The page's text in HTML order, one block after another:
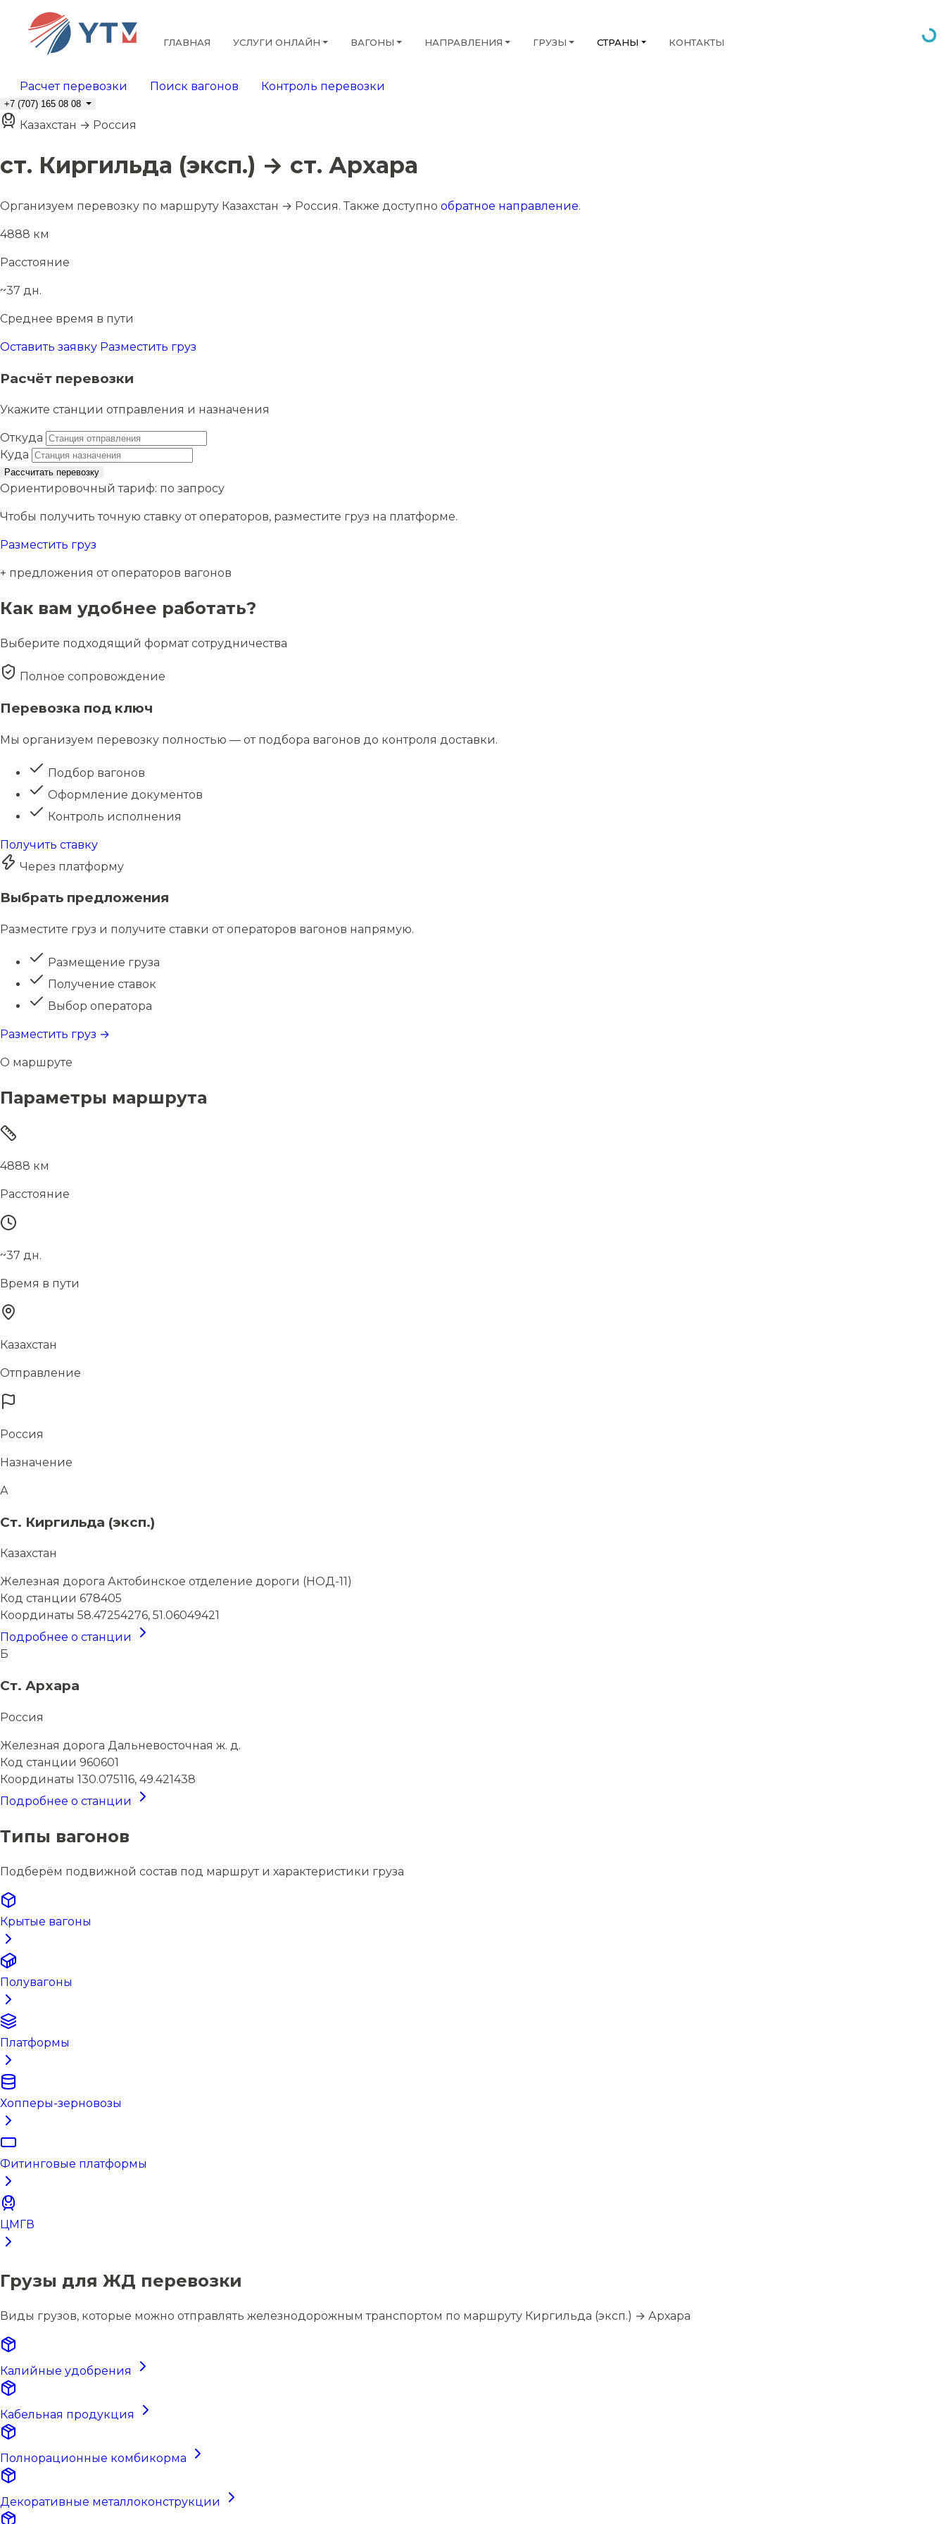
ГЛАВНАЯ УСЛУГИ ОНЛАЙН ВАГОНЫ НАПРАВЛЕНИЯ ГРУЗЫ СТРАНЫ КОНТАКТЫ
Расчет перевозки Поиск вагонов Контроль перевозки
+7 (707) 165 08 08
Казахстан → Россия
ст. Киргильда (эксп.) → ст. Архара
Организуем перевозку по маршруту Казахстан → Россия. Также доступно обратное направление.
4888 км
Расстояние
~37 дн.
Среднее время в пути
Оставить заявку Разместить груз
Расчёт перевозки
Укажите станции отправления и назначения
Откуда
Куда
Рассчитать перевозку
Ориентировочный тариф: по запросу
Чтобы получить точную ставку от операторов, разместите груз на платформе.
Разместить груз
+ предложения от операторов вагонов
Как вам удобнее работать?
Выберите подходящий формат сотрудничества
Полное сопровождение
Перевозка под ключ
Мы организуем перевозку полностью — от подбора вагонов до контроля доставки.
Подбор вагонов
Оформление документов
Контроль исполнения
Получить ставку
Через платформу
Выбрать предложения
Разместите груз и получите ставки от операторов вагонов напрямую.
Размещение груза
Получение ставок
Выбор оператора
Разместить груз →
О маршруте
Параметры маршрута
4888 км
Расстояние
~37 дн.
Время в пути
Казахстан
Отправление
Россия
Назначение
А
Ст. Киргильда (эксп.)
Казахстан
Железная дорога Актобинское отделение дороги (НОД-11)
Код станции 678405
Координаты 58.47254276, 51.06049421
Подробнее о станции
Б
Ст. Архара
Россия
Железная дорога Дальневосточная ж. д.
Код станции 960601
Координаты 130.075116, 49.421438
Подробнее о станции
Типы вагонов
Подберём подвижной состав под маршрут и характеристики груза
Крытые вагоны
Полувагоны
Платформы
Хопперы-зерновозы
Фитинговые платформы
ЦМГВ
Грузы для ЖД перевозки
Виды грузов, которые можно отправлять железнодорожным транспортом по маршруту Киргильда (эксп.) → Архара
Калийные удобрения
Кабельная продукция
Полнорационные комбикорма
Декоративные металлоконструкции